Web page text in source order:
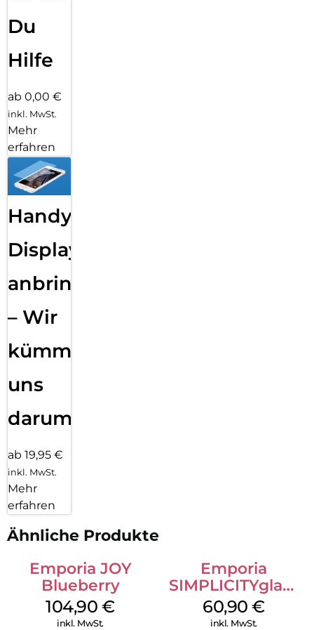
Du
Hilfe
ab 0,00 €
inkl. MwSt.
Mehr
erfahren
Handy
Displayfolie
anbringen
– Wir
kümmern
uns
darum!
ab 19,95 €
inkl. MwSt.
Mehr
erfahren
Ähnliche Produkte
Emporia JOY
Blueberry
104,90€
inkl. MwSt.
Emporia
SIMPLICITYglam
Schwarz
60,90€
inkl. MwSt.